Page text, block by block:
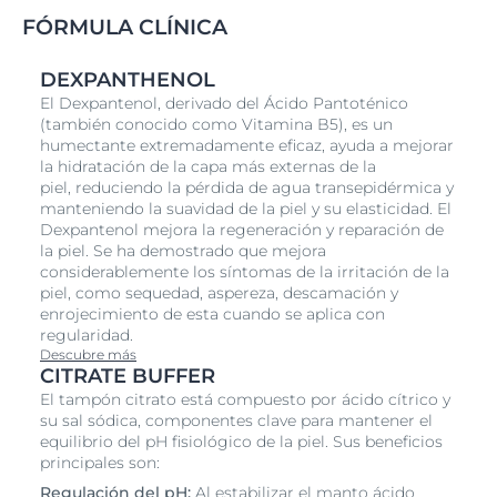
FÓRMULA CLÍNICA
DEXPANTHENOL
El Dexpantenol, derivado del Ácido Pantoténico
(también conocido como Vitamina B5), es un
humectante extremadamente eficaz, ayuda a mejorar
la hidratación de la capa más externas de la
piel, reduciendo la pérdida de agua transepidérmica y
manteniendo la suavidad de la piel y su elasticidad. El
Dexpantenol mejora la regeneración y reparación de
la piel. Se ha demostrado que mejora
considerablemente los síntomas de la irritación de la
piel, como sequedad, aspereza, descamación y
enrojecimiento de esta cuando se aplica con
regularidad.
Descubre más
CITRATE BUFFER
El tampón citrato está compuesto por ácido cítrico y
su sal sódica, componentes clave para mantener el
equilibrio del pH fisiológico de la piel. Sus beneficios
principales son:
Regulación del pH: Al estabilizar el manto ácido